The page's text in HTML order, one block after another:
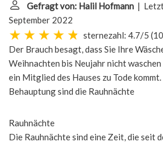
Gefragt von: Halil Hofmann |
September 2022
sternezahl: 4.7/5 (
Der Brauch besagt, dass Sie Ihre
Weihnachten bis Neujahr nicht
ein Mitglied des Hauses zu Tode
Behauptung sind die Rauhnächte
Rauhnächte
Die Rauhnächte sind eine Zeit, die seit